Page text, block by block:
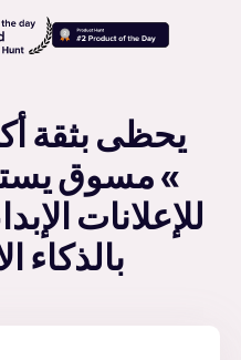
مسوق يستخدمون منصة «
بالذكاء